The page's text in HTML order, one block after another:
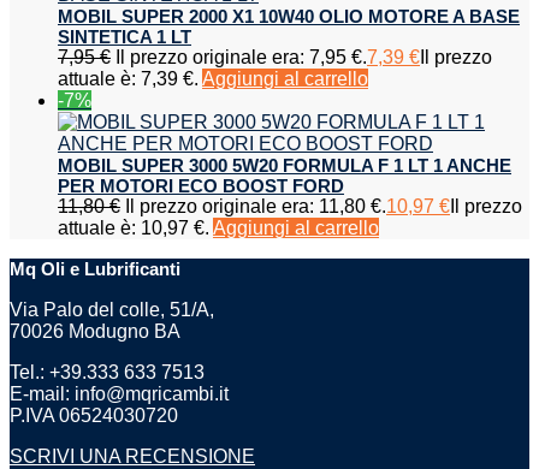
MOBIL SUPER 2000 X1 10W40 OLIO MOTORE A BASE
SINTETICA 1 LT
7,95€ Il prezzo originale era: 7,95 €.7,39 € Il prezzo
attuale è: 7,39 €. Aggiungi al carrello
-7%
MOBIL SUPER 3000 5W20 FORMULA F 1 LT 1 ANCHE
PER MOTORI ECO BOOST FORD
11,80€ Il prezzo originale era: 11,80 €.10,97 € Il prezzo
attuale è: 10,97 €. Aggiungi al carrello
Mq Oli e Lubrificanti
Via Palo del colle, 51/A,
70026 Modugno BA
Tel.: +39.333 633 7513
E-mail: info@mqricambi.it
P.IVA 06524030720
SCRIVI UNA RECENSIONE